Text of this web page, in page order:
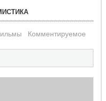
S
Комментируемое